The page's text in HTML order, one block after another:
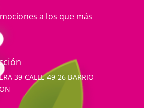
a los que más
39 CALLE 49-26 BARRIO